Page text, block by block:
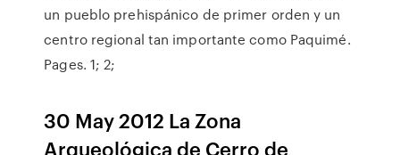
un pueblo prehispánico de primer orden y un
centro regional tan importante como Paquimé.
Pages. 1; 2;
30 May 2012 La Zona
Arqueológica de Cerro de